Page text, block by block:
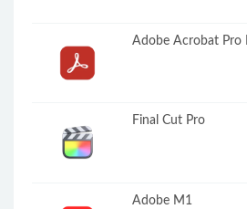
Adobe Acrobat Pro
Final Cut Pro
Adobe M1